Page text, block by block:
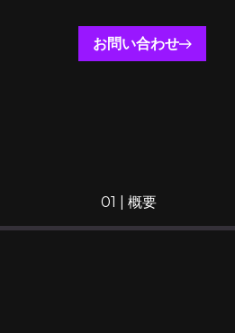
お問い合わせ
01 | 概要